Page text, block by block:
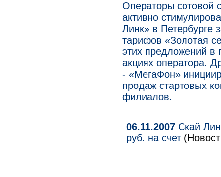
Операторы сотовой
активно
Линк» в Петербурге
тарифов «Золотая
этих предложений в
акциях оператора.
- «МегаФон»
продаж стартовых
филиалов.
06.11.2007 Скай
руб. на счет